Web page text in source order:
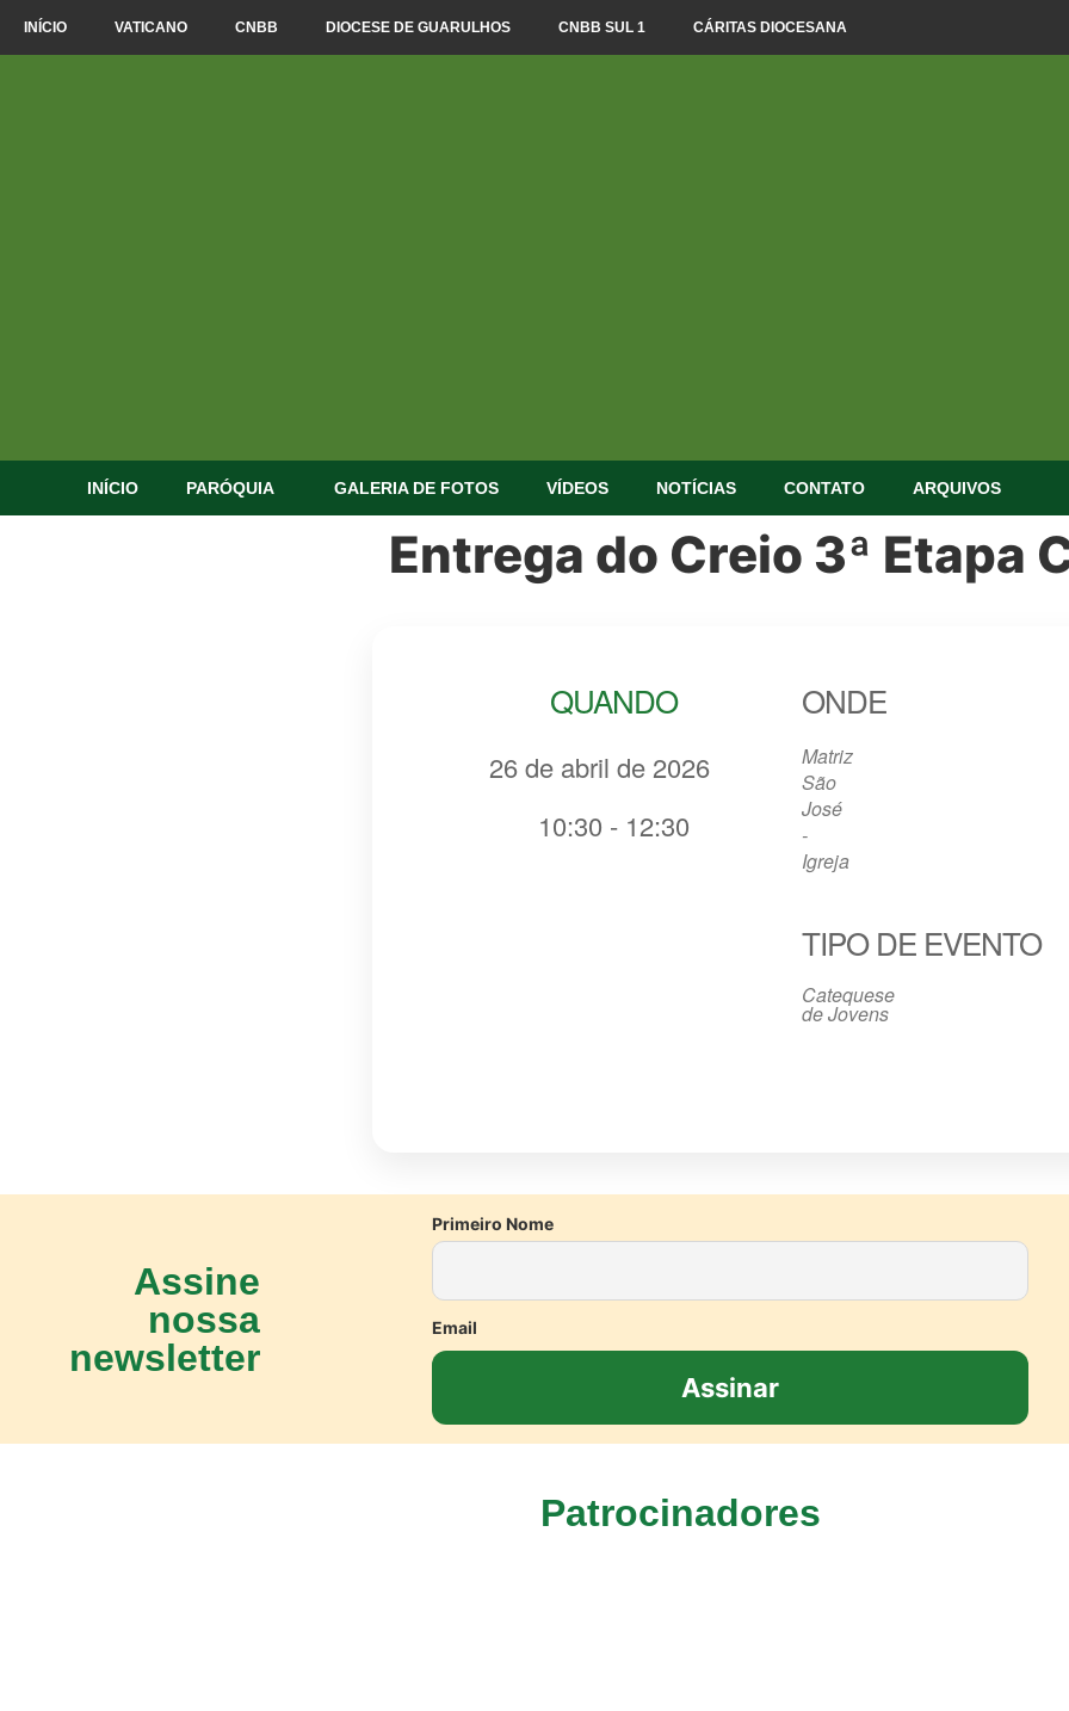
INÍCIO VATICANO CNBB DIOCESE DE GUARULHOS CNBB SUL 1 CÁRITAS DIOCESANA
INÍCIO PARÓQUIA GALERIA DE FOTOS VÍDEOS NOTÍCIAS CONTATO ARQUIVOS
Entrega do Creio 3ª Etapa
QUANDO
26 de abril de 2026
10:30 - 12:30
Outlook Live
ONDE
Matriz
São
José
-
Igreja
TIPO DE EVENTO
Catequese
de Jovens
Assine
nossa
newsletter
Primeiro Nome
Email
Patrocinadores